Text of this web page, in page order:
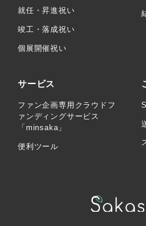
就任・昇進祝い
竣工・落成祝い
個展開催祝い
サービス
ファン企画専用クラウドフ
ァンディングサービス
「minsaka」
便利ツール